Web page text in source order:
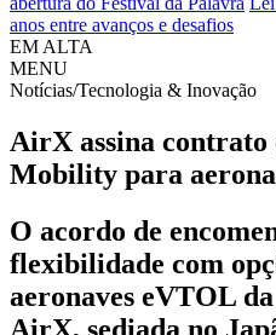
anos entre avanços e desafios
EM ALTA
MENU
Notícias/Tecnologia & Inovação
AirX assina
Mobility para
O acordo de
flexibilidade com
aeronaves eVTOL